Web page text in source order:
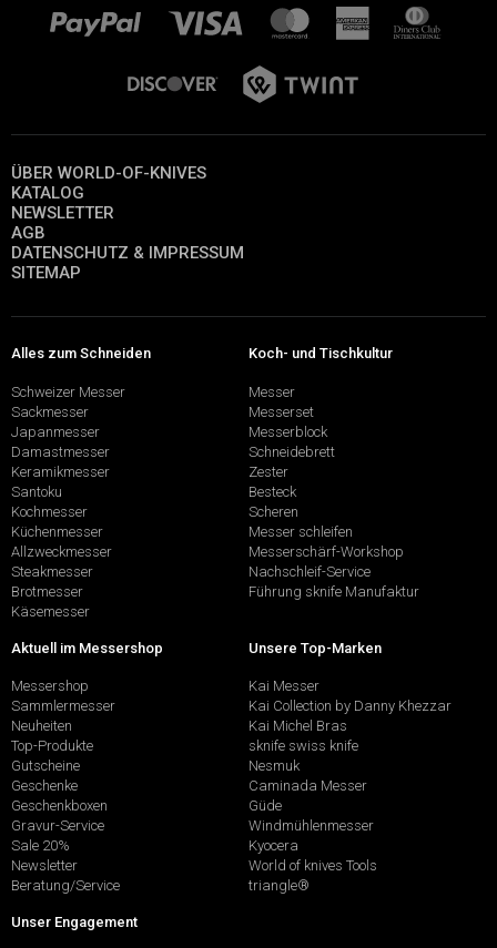
ÜBER WORLD-OF-KNIVES
KATALOG
NEWSLETTER
AGB
DATENSCHUTZ & IMPRESSUM
SITEMAP
Alles zum Schneiden
Schweizer Messer
Sackmesser
Japanmesser
Damastmesser
Keramikmesser
Santoku
Kochmesser
Küchenmesser
Allzweckmesser
Steakmesser
Brotmesser
Käsemesser
Koch- und Tischkultur
Messer
Messerset
Messerblock
Schneidebrett
Zester
Besteck
Scheren
Messer schleifen
Messerschärf-Workshop
Nachschleif-Service
Führung sknife Manufaktur
Aktuell im Messershop
Messershop
Sammlermesser
Neuheiten
Top-Produkte
Gutscheine
Geschenke
Geschenkboxen
Gravur-Service
Sale 20%
Newsletter
Beratung/Service
Unsere Top-Marken
Kai Messer
Kai Collection by Danny Khezzar
Kai Michel Bras
sknife swiss knife
Nesmuk
Caminada Messer
Güde
Windmühlenmesser
Kyocera
World of knives Tools
triangle®
Unser Engagement